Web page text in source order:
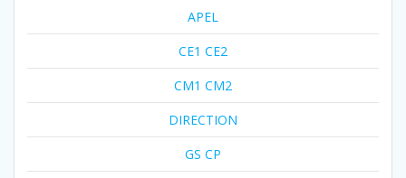
APEL
CE1 CE2
CM1 CM2
DIRECTION
GS CP